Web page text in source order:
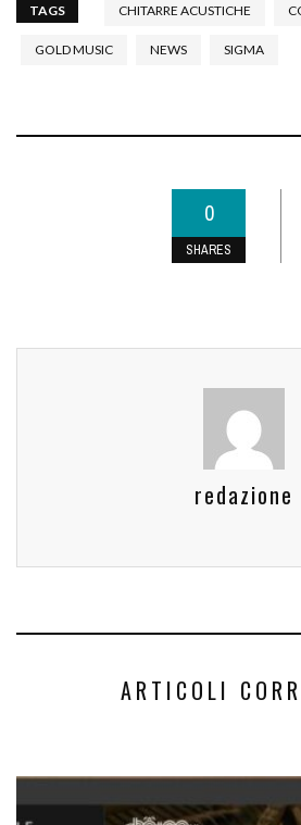
TAGS CHITARRE ACUSTICHE
GOLD MUSIC NEWS SIGMA
0
SHARES
redazione
ARTICOLI